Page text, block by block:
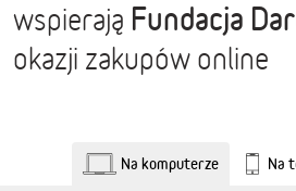
wspierają Fundacja
okazji zakupów online
Na komputerze Na